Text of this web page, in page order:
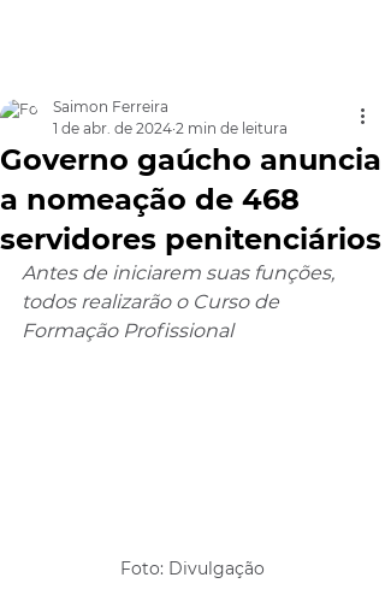
Governo gaúcho anuncia
a nomeação de 468
servidores penitenciários
Saimon Ferreira
1 de abr. de 2024 2 min de leitura
Antes de iniciarem suas funções,
todos realizarão o Curso de
Formação Profissional
Foto: Divulgação